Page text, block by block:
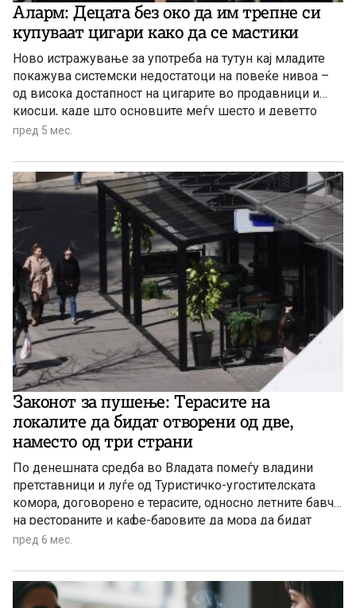
Аларм: Децата без око да им трепне си
купуваат цигари како да се мастики
Ново истражување за употреба на тутун кај младите
покажува системски недостатоци на повеќе нивоа –
од висока достапност на цигарите во продавници и
киосци, каде што основците меѓу шесто и деветто
одделение можат да набават тутун без поголем
внатре и околу училиштата.
пред 5 мес.
Законот за пушење: Терасите на
локалите да бидат отворени од две,
наместо од три страни
По денешната средба во Владата помеѓу владини
претставници и луѓе од Туристичко-угостителската
комора, договорено е терасите, односно летните бавчи
на рестораните и кафе-баровите да мора да бидат
отворени само од две страни, наместо првично
пред 6 мес.